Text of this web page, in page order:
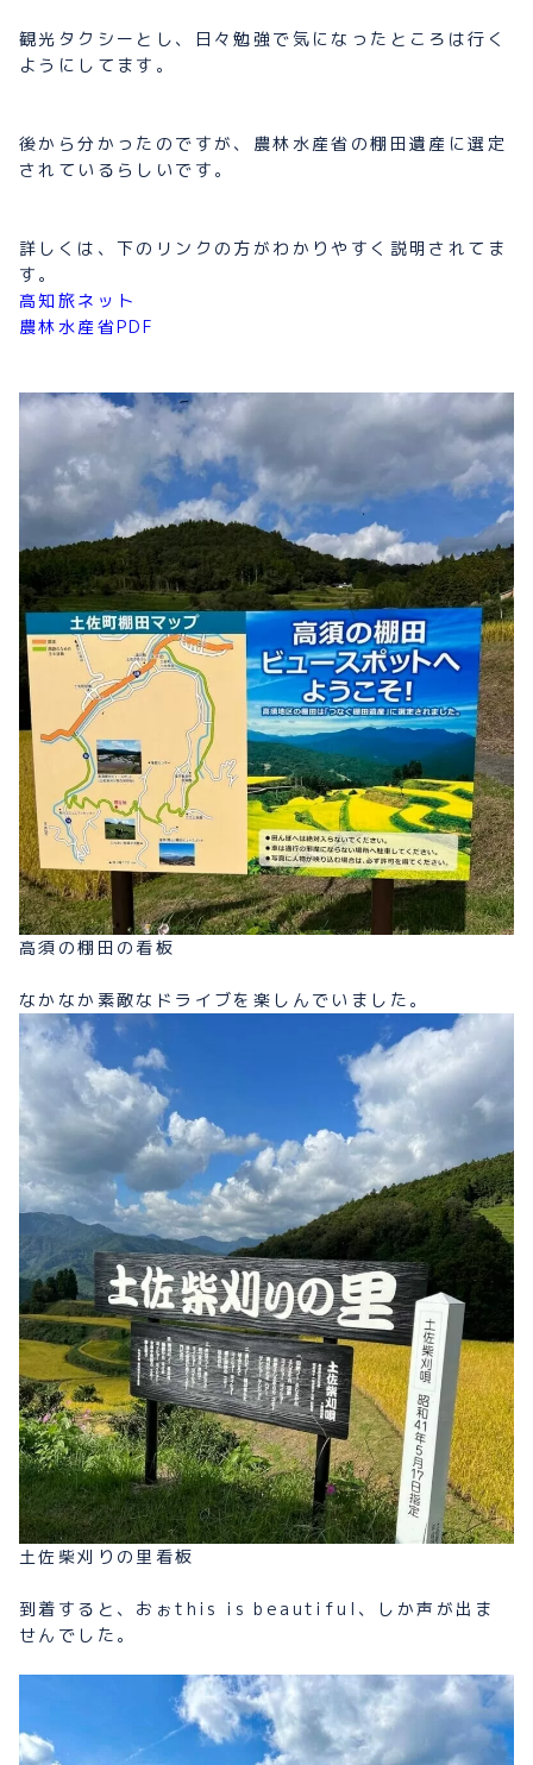
観光タクシーとし、日々勉強で気になったところは行く
ようにしてます。
後から分かったのですが、農林水産省の棚田遺産に選定
されているらしいです。
詳しくは、下のリンクの方がわかりやすく説明されてま
す。
高知旅ネット
農林水産省PDF
高須の棚田の看板
なかなか素敵なドライブを楽しんでいました。
土佐柴刈りの里看板
到着すると、おぉthis is beautiful、しか声が出ま
せんでした。